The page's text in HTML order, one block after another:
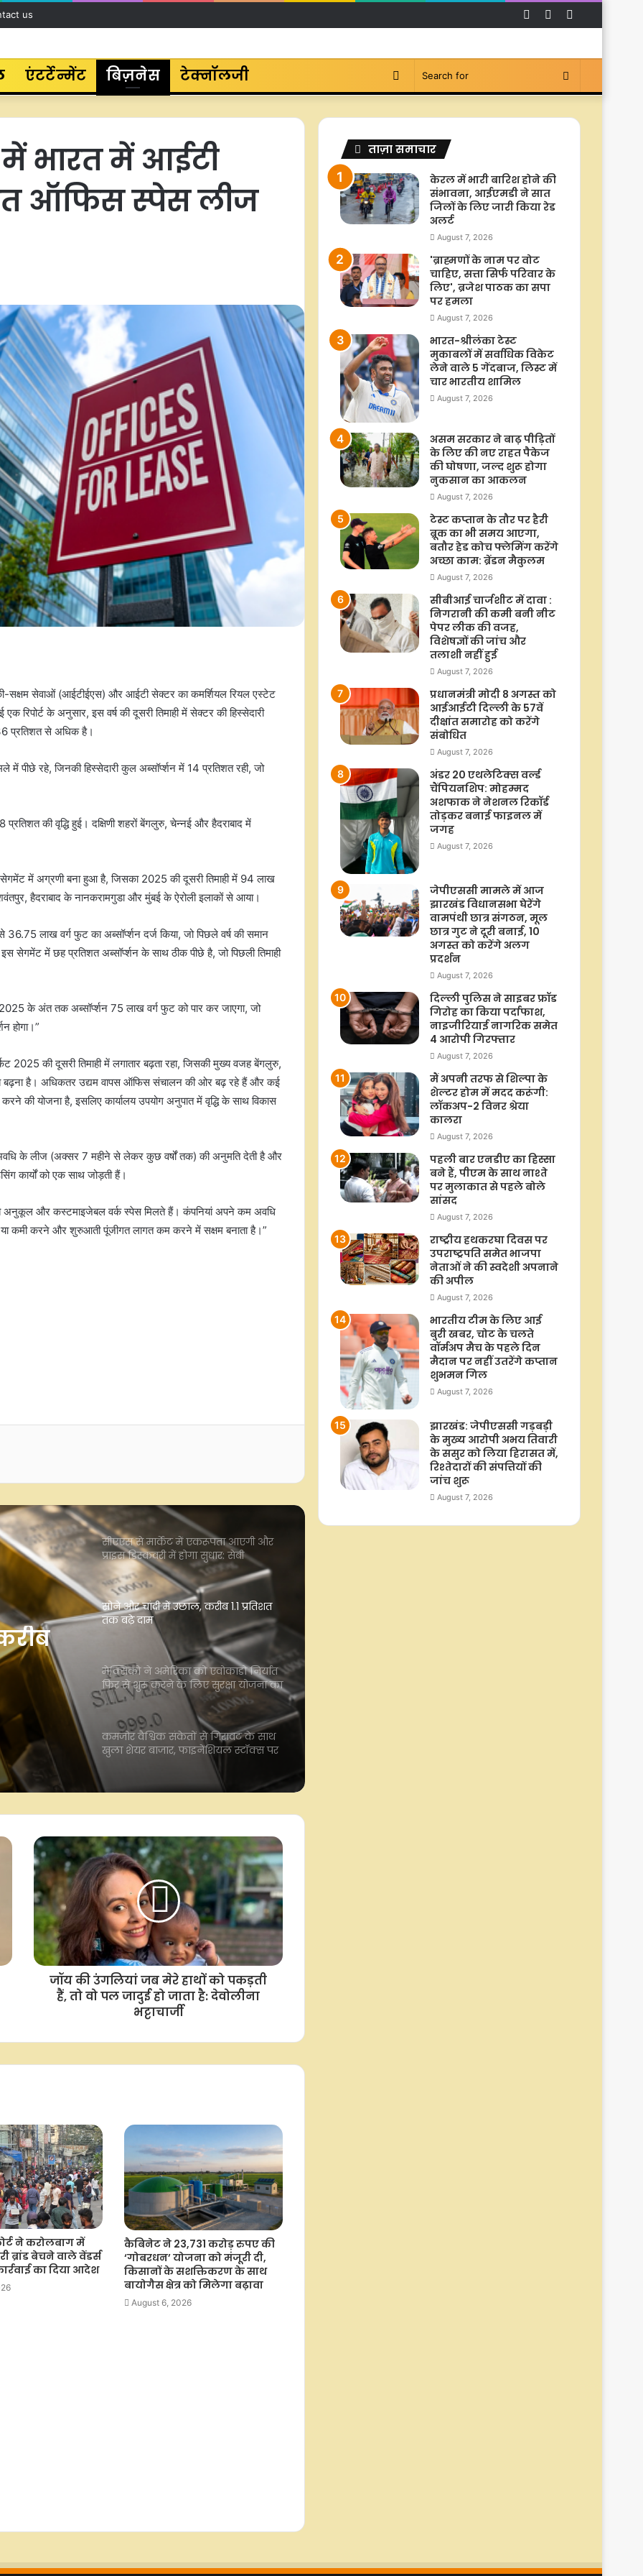
us YouTube
Facebook
एंटर्टेन्मेंट बिज़नेस टेक्नॉलजी Search
Switch
भारत में आईटी
ऑफिस स्पेस लीज
सक्षम सेवाओं (आईटीईएस) और आईटी सेक्टर का कमर्शियल रियल एस्टेट
के अनुसार, इस वर्ष की दूसरी तिमाही में सेक्टर की हिस्सेदारी
प्रतिशत से अधिक है।
पीछे रहे, जिनकी हिस्सेदारी कुल अब्सॉर्प्शन में 14 प्रतिशत रही, जो
प्रतिशत की वृद्धि हुई। दक्षिणी शहरों बेंगलुरु, चेन्नई और हैदराबाद में
में अग्रणी बना हुआ है, जिसका 2025 की दूसरी तिमाही में 94 लाख
हैदराबाद के नानकरामगुडा और मुंबई के ऐरोली इलाकों से आया।
लाख वर्ग फुट का अब्सॉर्प्शन दर्ज किया, जो पिछले वर्ष की समान
सेगमेंट में छह प्रतिशत अब्सॉर्प्शन के साथ ठीक पीछे है, जो पिछली तिमाही
2025 के अंत तक अब्सॉर्प्शन 75 लाख वर्ग फुट को पार कर जाएगा, जो
होगा।”
2025 की दूसरी तिमाही में लगातार बढ़ता रहा, जिसकी मुख्य वजह बेंगलुरु,
है। अधिकतर उद्यम वापस ऑफिस संचालन की ओर बढ़ रहे हैं और कई
की योजना है, इसलिए कार्यालय उपयोग अनुपात में वृद्धि के साथ विकास
के लीज (अक्सर 7 महीने से लेकर कुछ वर्षों तक) की अनुमति देती है और
कार्यों को एक साथ जोड़ती हैं।
को अनुकूल और कस्टमाइजेबल वर्क स्पेस मिलते हैं। कंपनियां अपने कम अवधि
कमी करने और शुरुआती पूंजीगत लागत कम करने में सक्षम बनाता है।”
का
'गगनयान' मिशन में बड़ी प्रगति, देश के
पहले मानव अंतरिक्ष मिशन की तैयारी में
अहम परीक्षण पूरे: डॉ. जितेंद्र सिंह
आरबीआई ने वित्त वर्ष 2027 के लिए जारी
की अपर लेयर एनबीएफसी की सूची, इस
अब ऐप पर ही खुल सकेगी फिक्स्ड डिपॉजिट;
सोने और चांदी में उछाल, करीब 1.1 प्रतिशत
तक बढ़े दाम
मेक्सिको ने अमेरिका को एवोकाडो निर्यात
फिर से शुरू करने के लिए सुरक्षा योजना का
कमजोर वैश्विक संकेतों से गिरावट के साथ
खुला शेयर बाजार, फाइनेंशियल स्टॉक्स पर
दबाव
लखनऊ-कानपुर एक्सप्रेसवे पर दरारें:
परियोजना निदेशक बर्खास्त, निर्माण एजेंसी
को कारण बताओ नोटिस जारी
पहले मानव अंतरिक्ष मिशन की तैयारी में
आरबीआई ने वित्त वर्ष 2027 के लिए जारी
की अपर लेयर एनबीएफसी की सूची, इस
बार 17 कंपनियां शामिल, टाटा संस पर
यथास्थिति बरकरार
रियल एस्टेट दिग्गज सिग्नेचर ग्लोबल
इंडिया को पहली तिमाही में 16.5 करोड़ रुपए
का घाटा, रेवेन्यू भी घटा
भारत का डीपीआई मॉडल बना डिजिटल
कूटनीति का प्रमुख स्तंभ, एआई के साथ बढ़
फोनपे ने लॉन्च की एफडी डिस्ट्रीब्यूशन सेवा,
सीएएस से मार्केट में एकरूपता आएगी और
प्राइस डिस्कवरी में होगा सुधार: सेबी
सोने और चांदी में उछाल, करीब 1.1 प्रतिशत
तक बढ़े दाम
मेक्सिको ने अमेरिका को एवोकाडो निर्यात
फिर से शुरू करने के लिए सुरक्षा योजना का
किया ऐलान
जॉय की उंगलियां जब मेरे हाथों को पकड़ती
हैं, तो वो पल जादुई हो जाता है: देवोलीना
भट्टाचार्जी
ने करोलबाग में
ब्रांड बेचने वाले वेंडर्स
का दिया आदेश
कैबिनेट ने 23,731 करोड़ रुपए की
‘गोबरधन’ योजना को मंजूरी दी,
किसानों के सशक्तिकरण के साथ
बायोगैस क्षेत्र को मिलेगा बढ़ावा
August 6, 2026
ताज़ा समाचार
केरल में भारी बारिश होने की
संभावना, आईएमडी ने सात
जिलों के लिए जारी किया रेड
अलर्ट
August 7, 2026
'ब्राह्मणों के नाम पर वोट
चाहिए, सत्ता सिर्फ परिवार के
लिए', ब्रजेश पाठक का सपा
पर हमला
August 7, 2026
भारत-श्रीलंका टेस्ट
मुकाबलों में सर्वाधिक विकेट
लेने वाले 5 गेंदबाज, लिस्ट में
चार भारतीय शामिल
August 7, 2026
असम सरकार ने बाढ़ पीड़ितों
के लिए की नए राहत पैकेज
की घोषणा, जल्द शुरू होगा
नुकसान का आकलन
August 7, 2026
टेस्ट कप्तान के तौर पर हैरी
ब्रूक का भी समय आएगा,
बतौर हेड कोच फ्लेमिंग करेंगे
अच्छा काम: ब्रेंडन मैकुलम
August 7, 2026
सीबीआई चार्जशीट में दावा :
निगरानी की कमी बनी नीट
पेपर लीक की वजह,
विशेषज्ञों की जांच और
तलाशी नहीं हुई
August 7, 2026
प्रधानमंत्री मोदी 8 अगस्त को
आईआईटी दिल्ली के 57वें
दीक्षांत समारोह को करेंगे
संबोधित
August 7, 2026
अंडर 20 एथलेटिक्स वर्ल्ड
चैंपियनशिप: मोहम्मद
अशफाक ने नेशनल रिकॉर्ड
तोड़कर बनाई फाइनल में
जगह
August 7, 2026
जेपीएससी मामले में आज
झारखंड विधानसभा घेरेंगे
वामपंथी छात्र संगठन, मूल
छात्र गुट ने दूरी बनाई, 10
अगस्त को करेंगे अलग
प्रदर्शन
August 7, 2026
दिल्ली पुलिस ने साइबर फ्रॉड
गिरोह का किया पर्दाफाश,
नाइजीरियाई नागरिक समेत
4 आरोपी गिरफ्तार
August 7, 2026
मैं अपनी तरफ से शिल्पा के
शेल्टर होम में मदद करूंगी:
लॉकअप-2 विनर श्रेया
कालरा
August 7, 2026
पहली बार एनडीए का हिस्सा
बने हैं, पीएम के साथ नाश्ते
पर मुलाकात से पहले बोले
सांसद
August 7, 2026
राष्ट्रीय हथकरघा दिवस पर
उपराष्ट्रपति समेत भाजपा
नेताओं ने की स्वदेशी अपनाने
की अपील
August 7, 2026
भारतीय टीम के लिए आई
बुरी खबर, चोट के चलते
वॉर्मअप मैच के पहले दिन
मैदान पर नहीं उतरेंगे कप्तान
शुभमन गिल
August 7, 2026
झारखंड: जेपीएससी गड़बड़ी
के मुख्य आरोपी अभय तिवारी
के ससुर को लिया हिरासत में,
रिश्तेदारों की संपत्तियों की
जांच शुरू
August 7, 2026